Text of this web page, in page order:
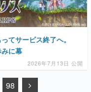
てサービス終了へ。
に幕
2026年7月13日 公開
98